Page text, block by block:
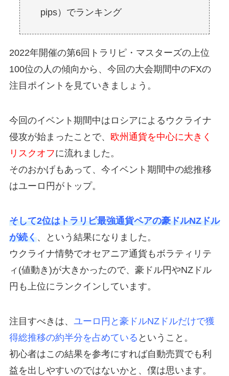
pips）でランキング
2022年開催の第6回トラリピ・マスターズの上位
100位の人の傾向から、今回の大会期間中のFXの
注目ポイントを見ていきましょう。
今回のイベント期間中はロシアによるウクライナ
侵攻が始まったことで、
欧州通貨を中心に大きく
リスクオフに流れました。
そのおかげもあって、今イベント期間中の総推移
はユーロ円がトップ。
そして2位はトラリピ最強通貨ペアの豪ドルNZドル
が続く、という結果になりました。
ウクライナ情勢でオセアニア通貨もボラティリテ
ィ(値動き)が大きかったので、豪ドル円やNZドル
円も上位にランクインしています。
注目すべきは、 ユーロ円と豪ドルNZドルだけで獲
得総推移の約半分を占めている ということ。
初心者はこの結果を参考にすれば自動売買でも利
益を出しやすいのではないかと、僕は思います。